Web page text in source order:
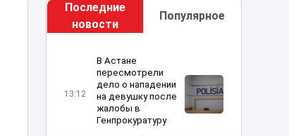
Последние
новости
Популярное
13:12
В Астане
пересмотрели
дело о нападении
на девушку после
жалобы в
Генпрокуратуру